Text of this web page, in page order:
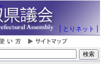
とりネット